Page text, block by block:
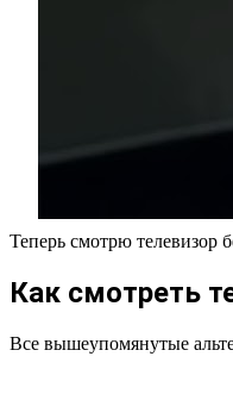
Теперь смотрю телевизор
Как смотреть
Все вышеупомянутые